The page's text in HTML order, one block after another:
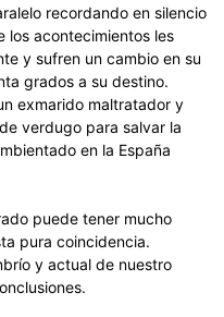
recordando en silencio
los acontecimientos les
y sufren un cambio en su
grados a su destino.
exmarido maltratador y
verdugo para salvar la
en la España
puede tener mucho
pura coincidencia.
y actual de nuestro